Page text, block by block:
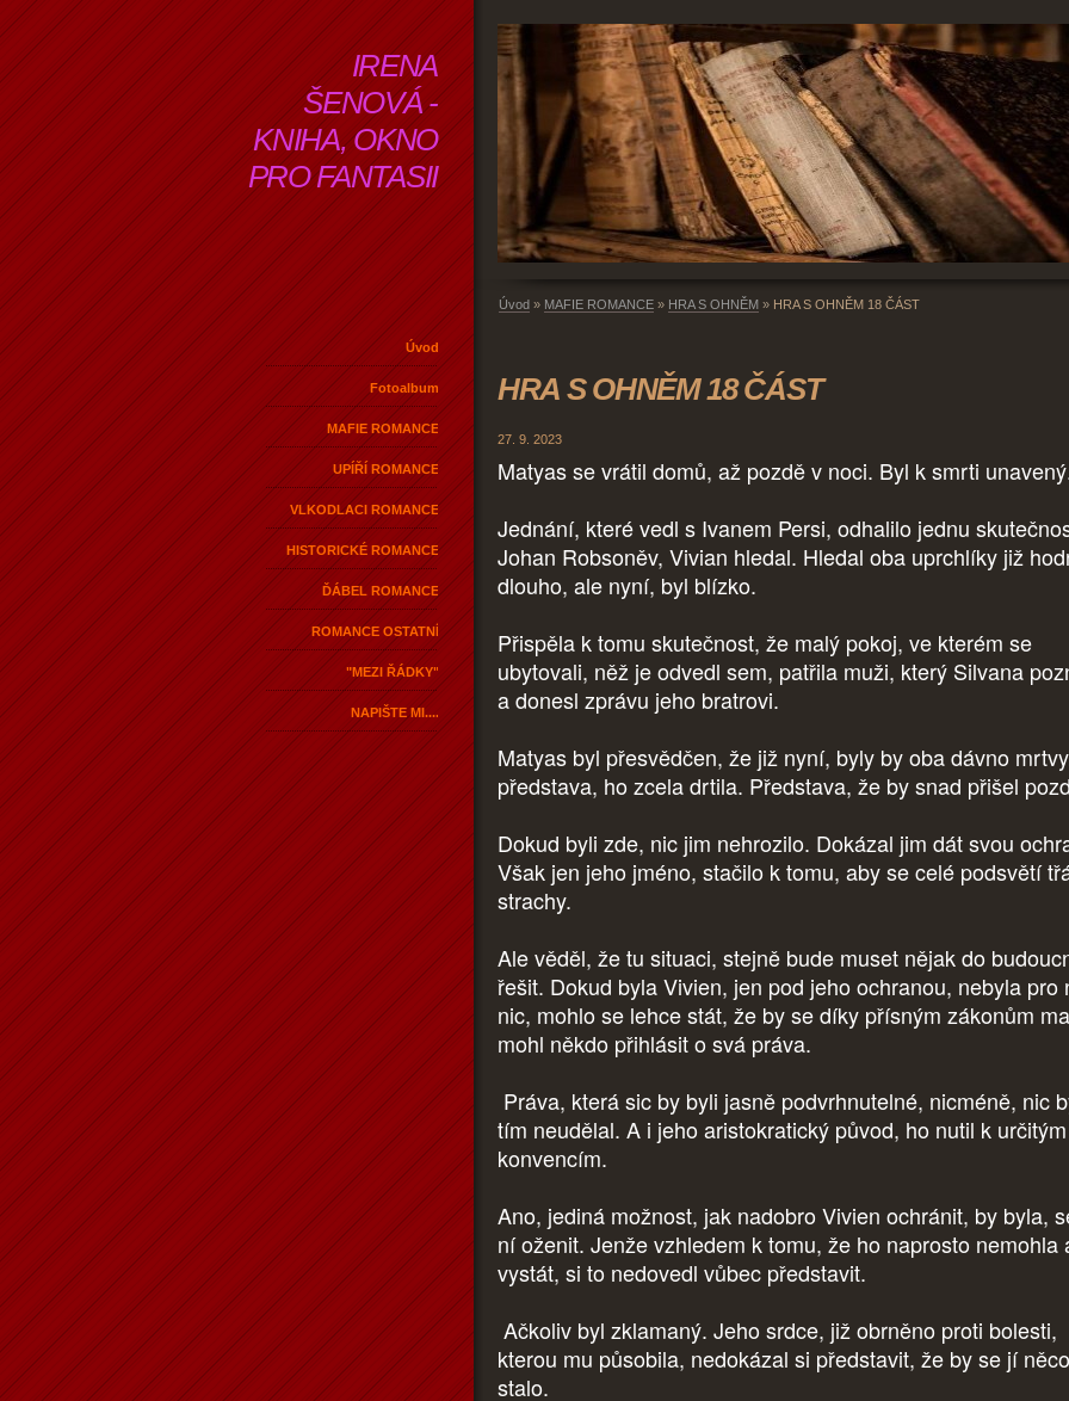
IRENA
ŠENOVÁ -
KNIHA, OKNO
PRO FANTASII
Úvod
Fotoalbum
MAFIE ROMANCE
UPÍŘÍ ROMANCE
VLKODLACI ROMANCE
HISTORICKÉ ROMANCE
ĎÁBEL ROMANCE
ROMANCE OSTATNÍ
"MEZI ŘÁDKY"
NAPIŠTE MI....
Úvod » MAFIE ROMANCE » HRA S OHNĚM » HRA S OHNĚM 18 ČÁST
HRA S OHNĚM 18 ČÁST
27. 9. 2023
Matyas se vrátil domů, až pozdě v noci. Byl k smrti
Jednání, které vedl s Ivanem Persi, odhalilo jednu
Johan Robsoněv, Vivian hledal. Hledal oba uprchlíky již
dlouho, ale nyní, byl blízko.
Přispěla k tomu skutečnost, že malý pokoj, ve kterém se
ubytovali, něž je odvedl sem, patřila muži, který Silvana
a donesl zprávu jeho bratrovi.
Matyas byl přesvědčen, že již nyní, byly by oba dávno
představa, ho zcela drtila. Představa, že by snad přišel
Dokud byli zde, nic jim nehrozilo. Dokázal jim dát svou
Však jen jeho jméno, stačilo k tomu, aby se celé podsvětí
strachy.
Ale věděl, že tu situaci, stejně bude muset nějak do
řešit. Dokud byla Vivien, jen pod jeho ochranou, nebyla pro
nic, mohlo se lehce stát, že by se díky přísným zákonům
mohl někdo přihlásit o svá práva.
Práva, která sic by byli jasně podvrhnutelné, nicméně, nic
tím neudělal. A i jeho aristokratický původ, ho nutil k určitým
konvencím.
Ano, jediná možnost, jak nadobro Vivien ochránit, by byla,
ní oženit. Jenže vzhledem k tomu, že ho naprosto nemohla
vystát, si to nedovedl vůbec představit.
Ačkoliv byl zklamaný. Jeho srdce, již obrněno proti bolesti,
kterou mu působila, nedokázal si představit, že by se jí něco
stalo.